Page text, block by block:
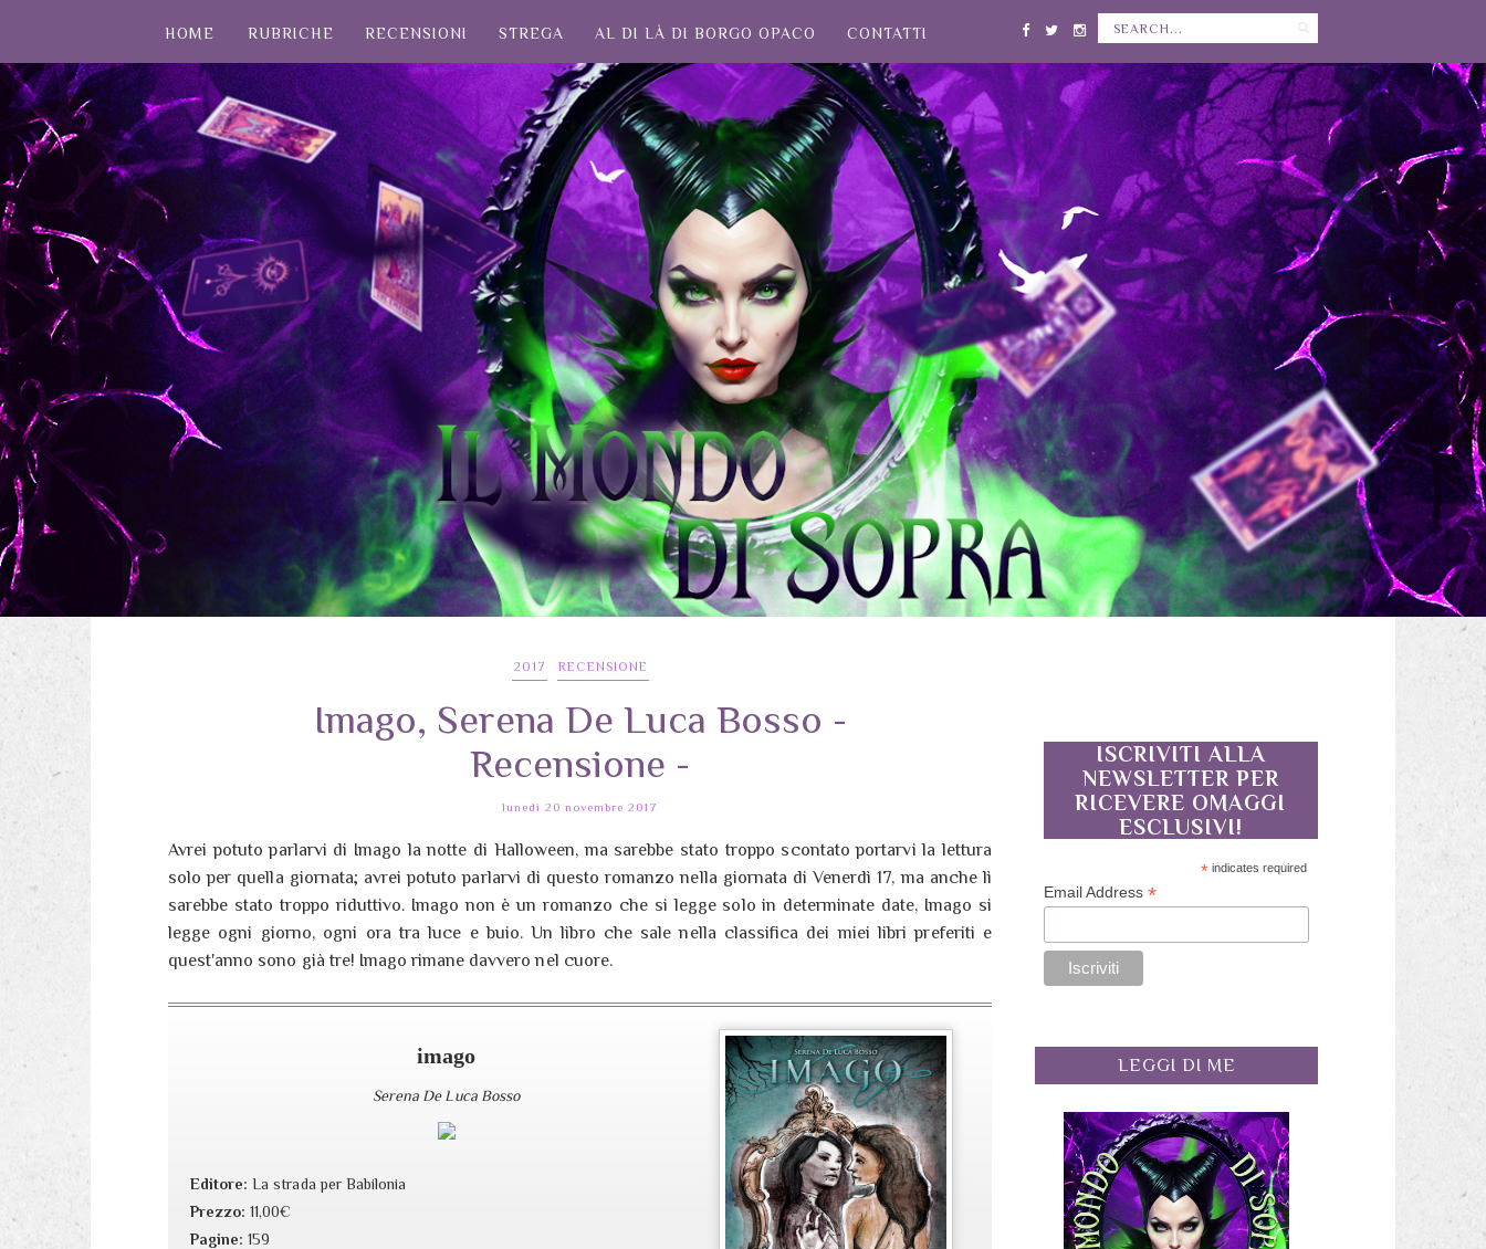
HOME RUBRICHE RECENSIONI STREGA AL DI LÀ DI BORGO OPACO CONTATTI
2017 RECENSIONE
Imago, Serena De Luca Bosso -
Recensione -
lunedì 20 novembre 2017
Avrei potuto parlarvi di Imago la notte di Halloween, ma sarebbe stato troppo scontato portarvi la lettura
solo per quella giornata; avrei potuto parlarvi di questo romanzo nella giornata di Venerdì 17, ma anche lì
sarebbe stato troppo riduttivo. Imago non è un romanzo che si legge solo in determinate date, Imago si
legge ogni giorno, ogni ora tra luce e buio. Un libro che sale nella classifica dei miei libri preferiti e
quest'anno sono già tre! Imago rimane davvero nel cuore.
imago
Serena De Luca Bosso
Editore:La strada per Babilonia
Prezzo:11,00€
Pagine:159
ISCRIVITI ALLA
NEWSLETTER PER
RICEVERE OMAGGI
ESCLUSIVI!
* indicates required
Email Address *
LEGGI DI ME